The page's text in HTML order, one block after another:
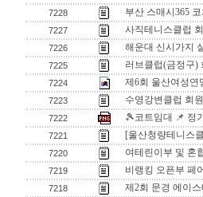
7228 부산 스매시365
7227 사직테니스클럽
7226 해운대 신시가지
7225 러브클럽(금정구)
7224 제6회 울산여성연
7223 수영강변클럽 회
7222 🎾코트임대 📌 정
7221 [울산청량테니스
7220 여테린이부 및 혼
7219 비랭킹 오픈부 페
7218 제2회 문경 에이